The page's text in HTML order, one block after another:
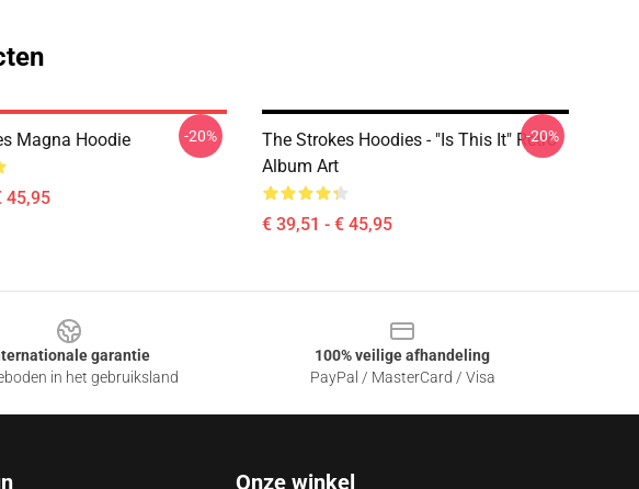
Magna Hoodie
45,95
-20%
The Strokes Hoodies - "Is This It" Retro
Album Art
€ 39,51 - € 45,95
-20%
garantie
in het gebruiksland
100% veilige afhandeling
PayPal / MasterCard / Visa
Onze winkel